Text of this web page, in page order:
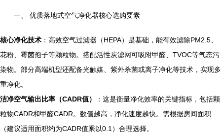
一、 优质落地式空气净化器核心选购要素
核心净化技术 ：高效空气过滤器（HEPA）是基础，能有效滤除PM2.5、
花粉、霉菌孢子等颗粒物。搭配活性炭滤网可吸附甲醛、TVOC等气态污
染物。部分高端机型还配备光触媒、紫外杀菌或离子净化等技术，实现多
重净化。
洁净空气输出比率（CADR值）
：这是衡量净化效率的关键指标，包括颗
粒物CADR和甲醛CADR。数值越高，净化速度越快。需根据房间面积
（建议适用面积约为CADR值乘以0.1）合理选择。